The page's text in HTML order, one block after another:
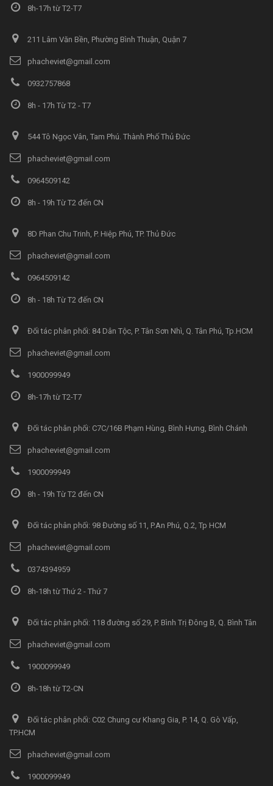
8h-17h từ T2-T7
211 Lâm Văn Bền, Phường Bình Thuận, Quận 7
phacheviet@gmail.com
0932757868
8h - 17h Từ T2 - T7
544 Tô Ngọc Vân, Tam Phú. Thành Phố Thủ Đức
phacheviet@gmail.com
0964509142
8h - 19h Từ T2 đến CN
8D Phan Chu Trinh, P. Hiệp Phú, TP. Thủ Đức
phacheviet@gmail.com
0964509142
8h - 18h Từ T2 đến CN
Đối tác phân phối: 84 Dân Tộc, P. Tân Sơn Nhì, Q. Tân Phú, Tp.HCM
phacheviet@gmail.com
1900099949
8h-17h từ T2-T7
Đối tác phân phối: C7C/16B Phạm Hùng, Bình Hưng, Bình Chánh
phacheviet@gmail.com
1900099949
8h - 19h Từ T2 đến CN
Đối tác phân phối: 98 Đường số 11, P.An Phú, Q.2, Tp HCM
phacheviet@gmail.com
0374394959
8h-18h từ Thứ 2 - Thứ 7
Đối tác phân phối: 118 đường số 29, P. Bình Trị Đông B, Q. Bình Tân
phacheviet@gmail.com
1900099949
8h-18h từ T2-CN
Đối tác phân phối: C02 Chung cư Khang Gia, P. 14, Q. Gò Vấp,
TP.HCM
phacheviet@gmail.com
1900099949